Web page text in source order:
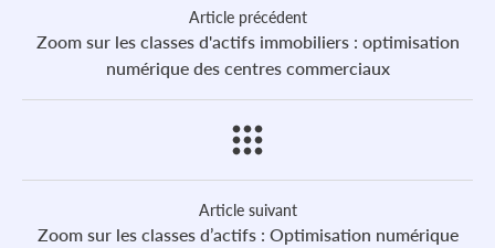
Article précédent
Zoom sur les classes d'actifs immobiliers : optimisation
numérique des centres commerciaux
Article suivant
Zoom sur les classes d’actifs : Optimisation numérique